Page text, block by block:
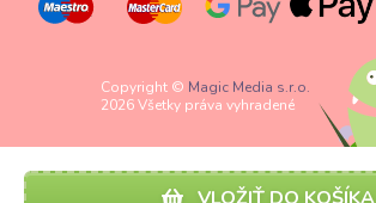
Copyright © Magic Media s.r.o.
2026 Všetky práva vyhradené